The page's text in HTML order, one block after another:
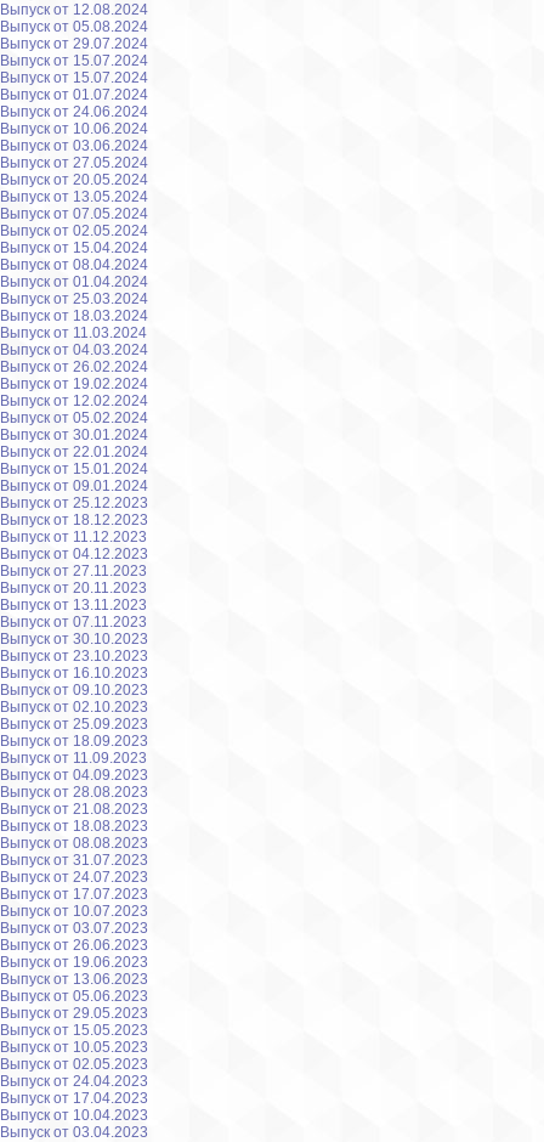
Выпуск от 12.08.2024
Выпуск от 05.08.2024
Выпуск от 29.07.2024
Выпуск от 15.07.2024
Выпуск от 15.07.2024
Выпуск от 01.07.2024
Выпуск от 24.06.2024
Выпуск от 10.06.2024
Выпуск от 03.06.2024
Выпуск от 27.05.2024
Выпуск от 20.05.2024
Выпуск от 13.05.2024
Выпуск от 07.05.2024
Выпуск от 02.05.2024
Выпуск от 15.04.2024
Выпуск от 08.04.2024
Выпуск от 01.04.2024
Выпуск от 25.03.2024
Выпуск от 18.03.2024
Выпуск от 11.03.2024
Выпуск от 04.03.2024
Выпуск от 26.02.2024
Выпуск от 19.02.2024
Выпуск от 12.02.2024
Выпуск от 05.02.2024
Выпуск от 30.01.2024
Выпуск от 22.01.2024
Выпуск от 15.01.2024
Выпуск от 09.01.2024
Выпуск от 25.12.2023
Выпуск от 18.12.2023
Выпуск от 11.12.2023
Выпуск от 04.12.2023
Выпуск от 27.11.2023
Выпуск от 20.11.2023
Выпуск от 13.11.2023
Выпуск от 07.11.2023
Выпуск от 30.10.2023
Выпуск от 23.10.2023
Выпуск от 16.10.2023
Выпуск от 09.10.2023
Выпуск от 02.10.2023
Выпуск от 25.09.2023
Выпуск от 18.09.2023
Выпуск от 11.09.2023
Выпуск от 04.09.2023
Выпуск от 28.08.2023
Выпуск от 21.08.2023
Выпуск от 18.08.2023
Выпуск от 08.08.2023
Выпуск от 31.07.2023
Выпуск от 24.07.2023
Выпуск от 17.07.2023
Выпуск от 10.07.2023
Выпуск от 03.07.2023
Выпуск от 26.06.2023
Выпуск от 19.06.2023
Выпуск от 13.06.2023
Выпуск от 05.06.2023
Выпуск от 29.05.2023
Выпуск от 15.05.2023
Выпуск от 10.05.2023
Выпуск от 02.05.2023
Выпуск от 24.04.2023
Выпуск от 17.04.2023
Выпуск от 10.04.2023
Выпуск от 03.04.2023